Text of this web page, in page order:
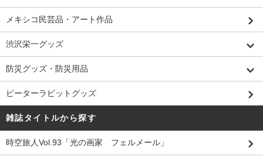
メキシコ民芸品・アート作品
渋沢栄一グッズ
防災グッズ・防災用品
ピーターラビットグッズ
雑誌タイトルから探す
時空旅人Vol.93「光の画家 フェルメール」